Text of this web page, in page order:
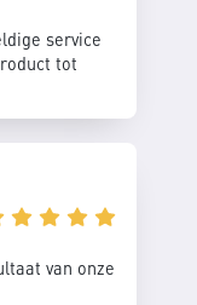
service
tot
van onze